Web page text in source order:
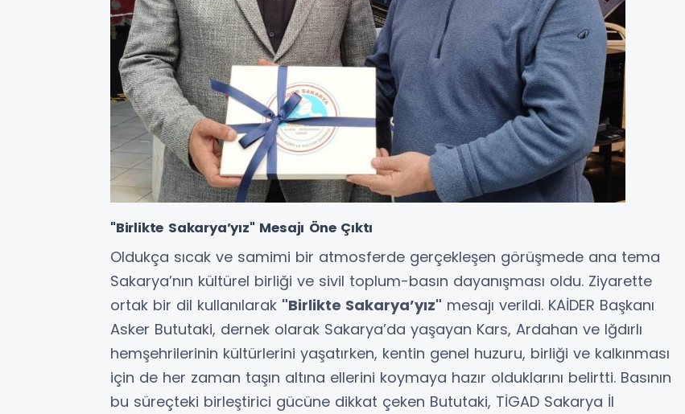
"Birlikte Sakarya’yız" Mesajı Öne Çıktı
Oldukça sıcak ve samimi bir atmosferde gerçekleşen görüşmede ana tema
Sakarya’nın kültürel birliği ve sivil toplum-basın dayanışması oldu. Ziyarette
ortak bir dil kullanılarak "Birlikte Sakarya’yız" mesajı verildi. KAİDER Başkanı
Asker Bututaki, dernek olarak Sakarya’da yaşayan Kars, Ardahan ve Iğdırlı
hemşehrilerinin kültürlerini yaşatırken, kentin genel huzuru, birliği ve kalkınması
için de her zaman taşın altına ellerini koymaya hazır olduklarını belirtti. Basının
bu süreçteki birleştirici gücüne dikkat çeken Bututaki, TİGAD Sakarya İl